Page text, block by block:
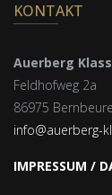
KONTAKT
Auerberg
Feldhofweg 2a
86975
info@auerberg-
IMPRESSUM /